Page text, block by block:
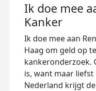
Ik doe mee
Kanker
Ik doe mee aan
Haag om geld op
kankeronderzoek.
is, want maar liefst
Nederland krijgt